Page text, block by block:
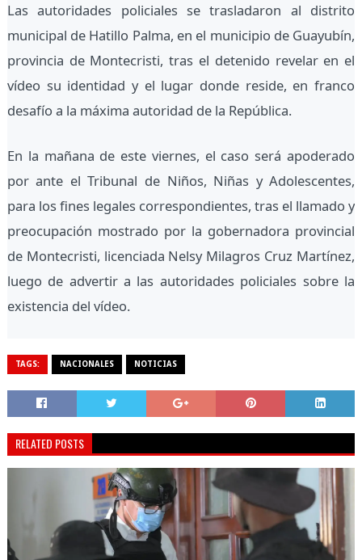
Las autoridades policiales se trasladaron al distrito
municipal de Hatillo Palma, en el municipio de Guayubín,
provincia de Montecristi, tras el detenido revelar en el
vídeo su identidad y el lugar donde reside, en franco
desafío a la máxima autoridad de la República.
En la mañana de este viernes, el caso será apoderado
por ante el Tribunal de Niños, Niñas y Adolescentes,
para los fines legales correspondientes, tras el llamado y
preocupación mostrado por la gobernadora provincial
de Montecristi, licenciada Nelsy Milagros Cruz Martínez,
luego de advertir a las autoridades policiales sobre la
existencia del vídeo.
TAGS: NACIONALES NOTICIAS
RELATED POSTS